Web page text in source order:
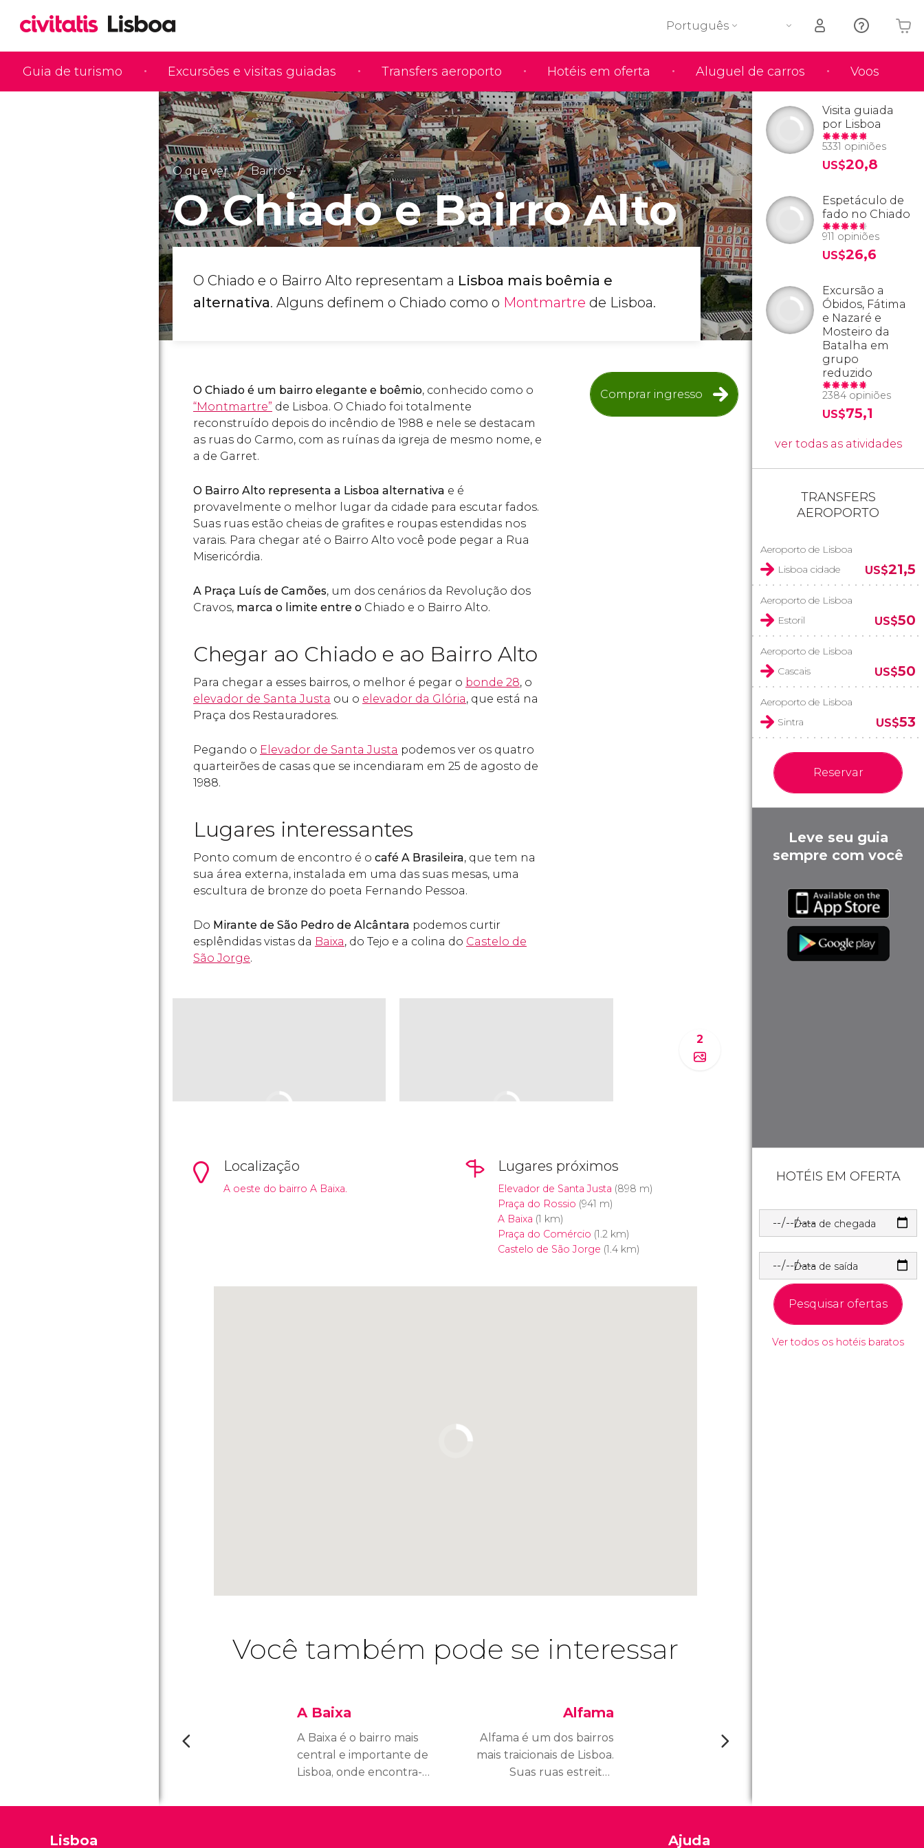
Guia de turismo Excursões e visitas guiadas Transfers aeroporto Hotéis em oferta Aluguel de carros Voos
Português
O seu carrinho está vazio
O que ver Bairros
O Chiado e Bairro Alto
O Chiado e o Bairro Alto representam a Lisboa mais boêmia e
alternativa. Alguns definem o Chiado como o Montmartre de Lisboa.
Comprar ingresso
O Chiado é um bairro elegante e boêmio, conhecido como o
“Montmartre” de Lisboa. O Chiado foi totalmente
reconstruído depois do incêndio de 1988 e nele se destacam
as ruas do Carmo, com as ruínas da igreja de mesmo nome, e
a de Garret.
O Bairro Alto representa a Lisboa alternativa e é
provavelmente o melhor lugar da cidade para escutar fados.
Suas ruas estão cheias de grafites e roupas estendidas nos
varais. Para chegar até o Bairro Alto você pode pegar a Rua
Misericórdia.
A Praça Luís de Camões, um dos cenários da Revolução dos
Cravos, marca o limite entre o Chiado e o Bairro Alto.
Chegar ao Chiado e ao Bairro Alto
Para chegar a esses bairros, o melhor é pegar o bonde 28, o
elevador de Santa Justa ou o elevador da Glória, que está na
Praça dos Restauradores.
Pegando o Elevador de Santa Justa podemos ver os quatro
quarteirões de casas que se incendiaram em 25 de agosto de
1988.
Lugares interessantes
Ponto comum de encontro é o café A Brasileira, que tem na
sua área externa, instalada em uma das suas mesas, uma
escultura de bronze do poeta Fernando Pessoa.
Do Mirante de São Pedro de Alcântara podemos curtir
esplêndidas vistas da Baixa, do Tejo e a colina do Castelo de
São Jorge.
2
Localização
A oeste do bairro A Baixa.
Lugares próximos
Elevador de Santa Justa (898 m)
Praça do Rossio (941 m)
A Baixa (1 km)
Praça do Comércio (1.2 km)
Castelo de São Jorge (1.4 km)
Você também pode se interessar
A Baixa
A Baixa é o bairro mais
central e importante de
Lisboa, onde encontra-se
do comércio e opções de
Alfama
Alfama é um dos bairros
mais traicionais de Lisboa.
Suas ruas estreitas
pescadores durante
Visita guiada
por Lisboa
5331 opiniões
US$20,8
Espetáculo de
fado no Chiado
911 opiniões
US$26,6
Excursão a
Óbidos, Fátima
e Nazaré e
Mosteiro da
Batalha em
grupo
reduzido
2384 opiniões
US$75,1
ver todas as atividades
TRANSFERS
AEROPORTO
Aeroporto de Lisboa
Lisboa cidade
US$21,5
Aeroporto de Lisboa
Estoril
US$50
Aeroporto de Lisboa
Cascais
US$50
Aeroporto de Lisboa
Sintra
US$53
Reservar
Leve seu guia
sempre com você
HOTÉIS EM OFERTA
Data de chegada
Data de saída
Pesquisar ofertas
Ver todos os hotéis baratos
Lisboa Ajuda